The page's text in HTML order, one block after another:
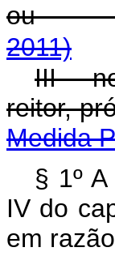
2011)
III -
reitor,
Medida
§ 1º
IV do
em